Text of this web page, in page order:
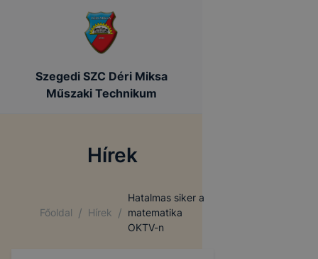
Szegedi SZC Déri Miksa
Műszaki Technikum
Hírek
Főoldal / Hírek /
Hatalmas siker a
matematika
OKTV-n